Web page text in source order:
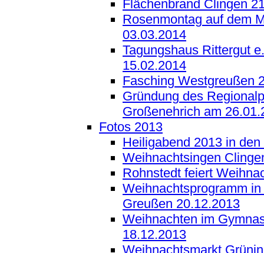
Flächenbrand Clingen
Rosenmontag auf dem
03.03.2014
Tagungshaus Rittergut
15.02.2014
Fasching Westgreußen
Gründung des
Großenehrich am
Fotos 2013
Heiligabend 2013 in
Weihnachtsingen
Rohnstedt feiert
Weihnachtsprogramm
Greußen 20.12.2013
Weihnachten im
18.12.2013
Weihnachtsmarkt